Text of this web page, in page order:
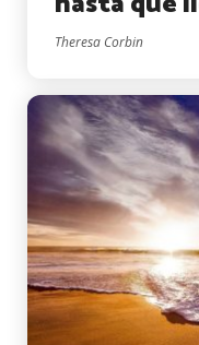
Theresa Corbin